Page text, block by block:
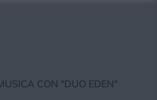
CON "DUO EDEN"